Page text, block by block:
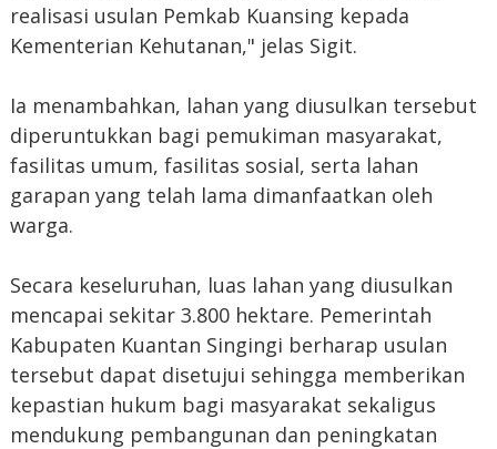
realisasi usulan Pemkab Kuansing kepada
Kementerian Kehutanan," jelas Sigit.
Ia menambahkan, lahan yang diusulkan tersebut
diperuntukkan bagi pemukiman masyarakat,
fasilitas umum, fasilitas sosial, serta lahan
garapan yang telah lama dimanfaatkan oleh
warga.
Secara keseluruhan, luas lahan yang diusulkan
mencapai sekitar 3.800 hektare. Pemerintah
Kabupaten Kuantan Singingi berharap usulan
tersebut dapat disetujui sehingga memberikan
kepastian hukum bagi masyarakat sekaligus
mendukung pembangunan dan peningkatan